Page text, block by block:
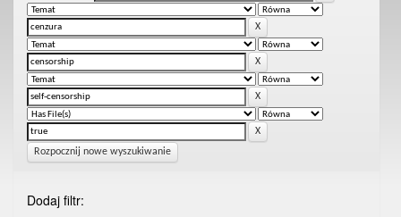
Rozpocznij nowe wyszukiwanie
Dodaj filtr: